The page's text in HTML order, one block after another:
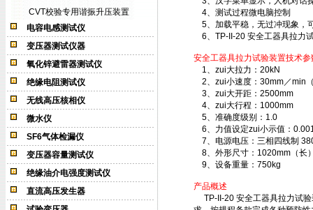
CVT校验专用谐振升压装置
电容电感测试仪
变压器测试仪器
氧化锌避雷器测试仪
绝缘电阻测试仪
无线高压核相仪
微水仪
SF6气体检漏仪
变压器容量测试仪
绝缘油介电强度测试仪
直流高压发生器
4、测试过程微电脑控制
5、加载平稳，无过冲现象，
6、TP-II-20 安全工器具拉力
安全工器具拉力试验装置技术参
1、zui大拉力：20kN
2、zui小速度：30mm／min
3、zui大开距：2500mm
4、zui大行程：1000mm
5、准确度级别：1.0
6、力值设定zui小示值：
7、电源电压：三相四线制
8、外形尺寸：1020mm（长
9、设备重量：750kg
产品概述
TP-II-20 安全工器具拉力试验